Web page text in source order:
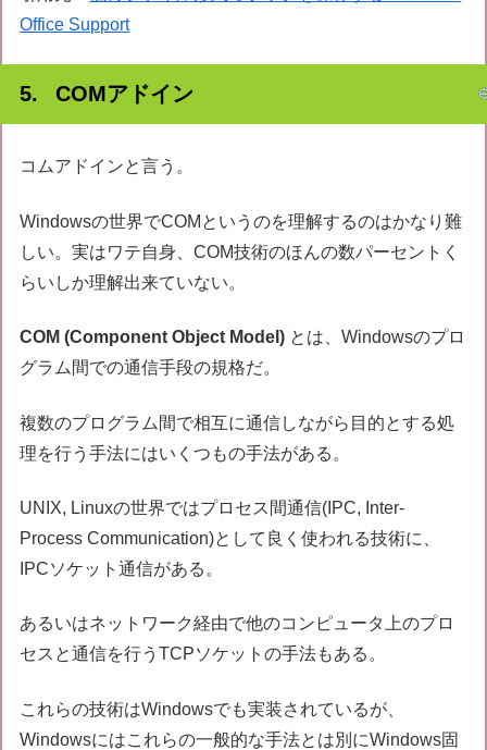
Office Support
COMアドイン
コムアドインと言う。
Windowsの世界でCOMというのを理解するのはかなり難
しい。実はワテ自身、COM技術のほんの数パーセントく
らいしか理解出来ていない。
COM (Component Object Model) とは、Windowsのプロ
グラム間での通信手段の規格だ。
複数のプログラム間で相互に通信しながら目的とする処
理を行う手法にはいくつもの手法がある。
UNIX, Linuxの世界ではプロセス間通信(IPC, Inter-
Process Communication)として良く使われる技術に、
IPCソケット通信がある。
あるいはネットワーク経由で他のコンピュータ上のプロ
セスと通信を行うTCPソケットの手法もある。
これらの技術はWindowsでも実装されているが、
Windowsにはこれらの一般的な手法とは別にWindows固